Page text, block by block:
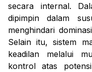
secara internal.
dipimpin dalam
menghindari
Selain itu, sistem
keadilan melalui
kontrol atas